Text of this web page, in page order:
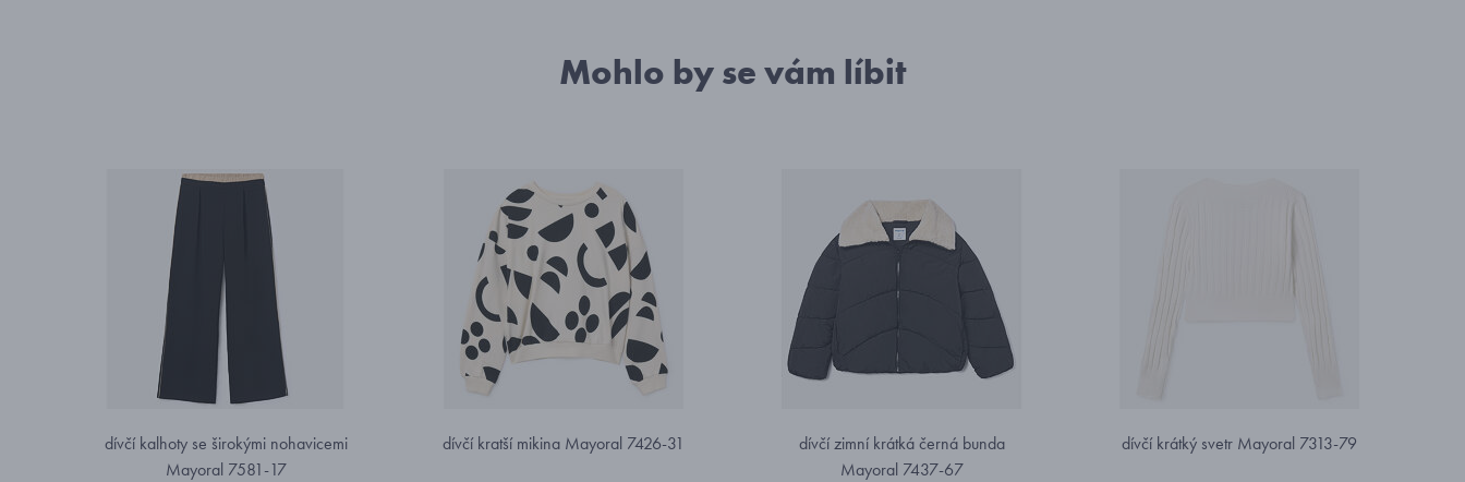
Mohlo by se vám líbit
dívčí kalhoty se širokými nohavicemi
Mayoral 7581-17
dívčí kratší mikina Mayoral 7426-31
dívčí zimní krátká černá bunda
Mayoral 7437-67
dívčí krátký svetr Mayoral 7313-79